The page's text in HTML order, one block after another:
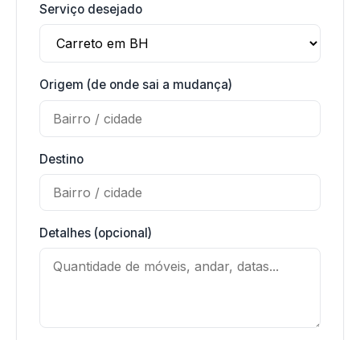
Serviço desejado
Origem (de onde sai a mudança)
Destino
Detalhes (opcional)